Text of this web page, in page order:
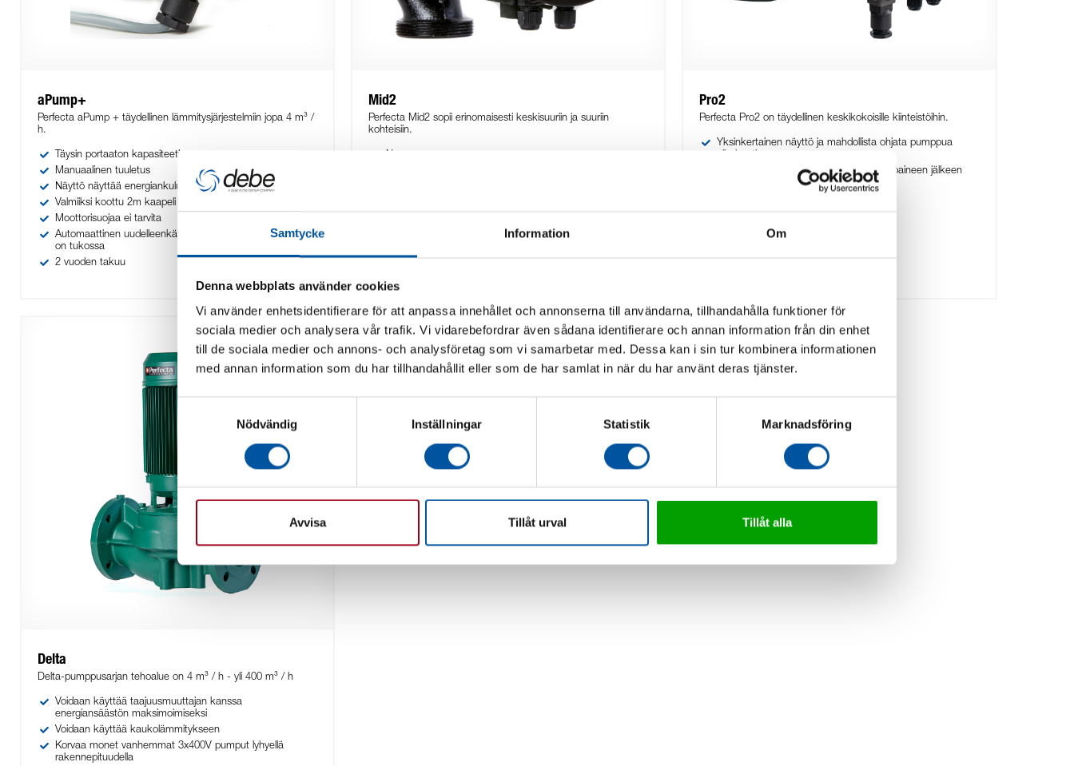
Samtycke Information Om
Denna webbplats använder cookies
Vi använder enhetsidentifierare för att anpassa innehållet och annonserna till användarna, tillhandahålla funktioner för
sociala medier och analysera vår trafik. Vi vidarebefordrar även sådana identifierare och annan information från din enhet
till de sociala medier och annons- och analysföretag som vi samarbetar med. Dessa kan i sin tur kombinera informationen
med annan information som du har tillhandahållit eller som de har samlat in när du har använt deras tjänster.
Samtyckesval
Nödvändig
Inställningar Statistik Marknadsföring
Avvisa Tillåt urval Tillåt alla
aPump+
Perfecta aPump + täydellinen lämmitysjärjestelmiin jopa 4 m³ /
h.
Täysin portaaton kapasiteetin asetus
Manuaalinen tuuletus
Näyttö näyttää energiankulutuksen
Valmiiksi koottu 2m kaapeli helpottaa sähköliitäntää
Moottorisuojaa ei tarvita
Automaattinen uudelleenkäynnistystoiminto, jos pumppu
on tukossa
2 vuoden takuu
Mid2
Perfecta Mid2 sopii erinomaisesti keskisuuriin ja suuriin
kohteisiin.
Pro2
Perfecta Pro2 on täydellinen keskikokoisille kiinteistöihin.
Yksinkertainen näyttö ja mahdollista ohjata pumppua
Pumppu säätelee kapasiteettiaan vakiopaineen jälkeen
Delta
Delta-pumppusarjan tehoalue on 4 m³ / h - yli 400 m³ / h
Voidaan käyttää taajuusmuuttajan kanssa
energiansäästön maksimoimiseksi
Voidaan käyttää kaukolämmitykseen
Korvaa monet vanhemmat 3x400V pumput lyhyellä
rakennepituudella